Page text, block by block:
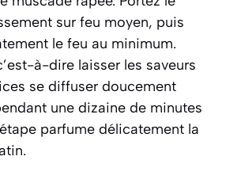
sur feu moyen, puis
le feu au minimum.
à-dire laisser les saveurs
se diffuser doucement
une dizaine de minutes
parfume délicatement la